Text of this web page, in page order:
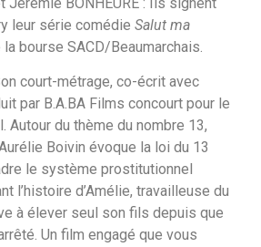
leur série comédieSalut ma
la bourse SACD/Beaumarchais.
court-métrage, co-écrit avec
par B.A.BA Films concourt pour le
Autour du thème du nombre 13,
Boivin évoque la loi du 13
le système prostitutionnel
l’histoire d’Amélie, travailleuse du
à élever seul son fils depuis que
Un film engagé que vous